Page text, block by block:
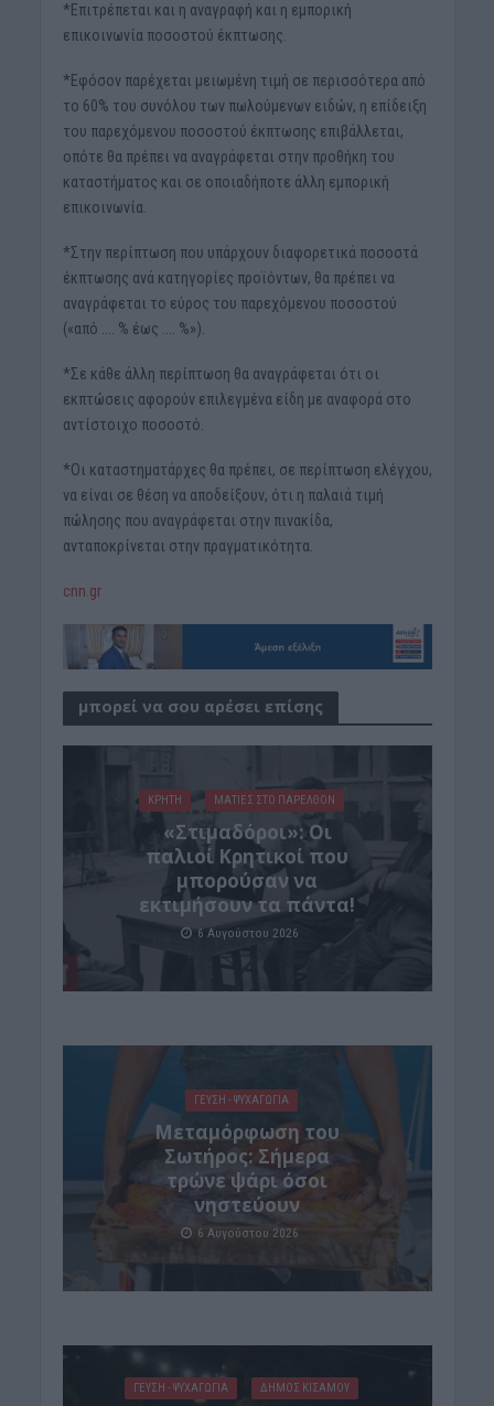
*Επιτρέπεται και η αναγραφή και η εμπορική
επικοινωνία ποσοστού έκπτωσης.
*Εφόσον παρέχεται μειωμένη τιμή σε περισσότερα από
το 60% του συνόλου των πωλούμενων ειδών, η επίδειξη
του παρεχόμενου ποσοστού έκπτωσης επιβάλλεται,
οπότε θα πρέπει να αναγράφεται στην προθήκη του
καταστήματος και σε οποιαδήποτε άλλη εμπορική
επικοινωνία.
*Στην περίπτωση που υπάρχουν διαφορετικά ποσοστά
έκπτωσης ανά κατηγορίες προϊόντων, θα πρέπει να
αναγράφεται το εύρος του παρεχόμενου ποσοστού
(«από …. % έως …. %»).
*Σε κάθε άλλη περίπτωση θα αναγράφεται ότι οι
εκπτώσεις αφορούν επιλεγμένα είδη με αναφορά στο
αντίστοιχο ποσοστό.
*Οι καταστηματάρχες θα πρέπει, σε περίπτωση ελέγχου,
να είναι σε θέση να αποδείξουν, ότι η παλαιά τιμή
πώλησης που αναγράφεται στην πινακίδα,
ανταποκρίνεται στην πραγματικότητα.
cnn.gr
μπορεί να σου αρέσει επίσης
ΚΡΗΤΗ ΜΑΤΙΕΣ ΣΤΟ ΠΑΡΕΛΘΟΝ
«Στιμαδόροι»: Οι
παλιοί Κρητικοί που
μπορούσαν να
εκτιμήσουν τα πάντα!
6 Αυγούστου 2026
ΓΕΎΣΗ - ΨΥΧΑΓΩΓΊΑ
Μεταμόρφωση του
Σωτήρος: Σήμερα
τρώνε ψάρι όσοι
νηστεύουν
6 Αυγούστου 2026
ΓΕΎΣΗ - ΨΥΧΑΓΩΓΊΑ ΔΉΜΟΣ ΚΙΣΆΜΟΥ